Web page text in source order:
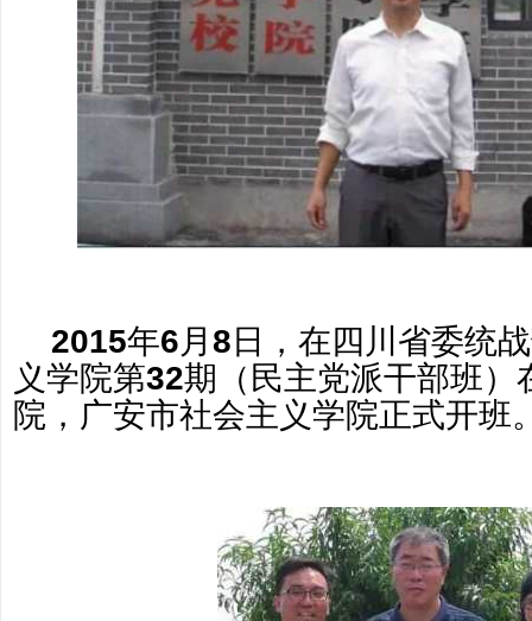
2015年6月 8日，在四川省委统
义学院第32期（民主党派干部班）
院，广安市社会主义学院正式开班